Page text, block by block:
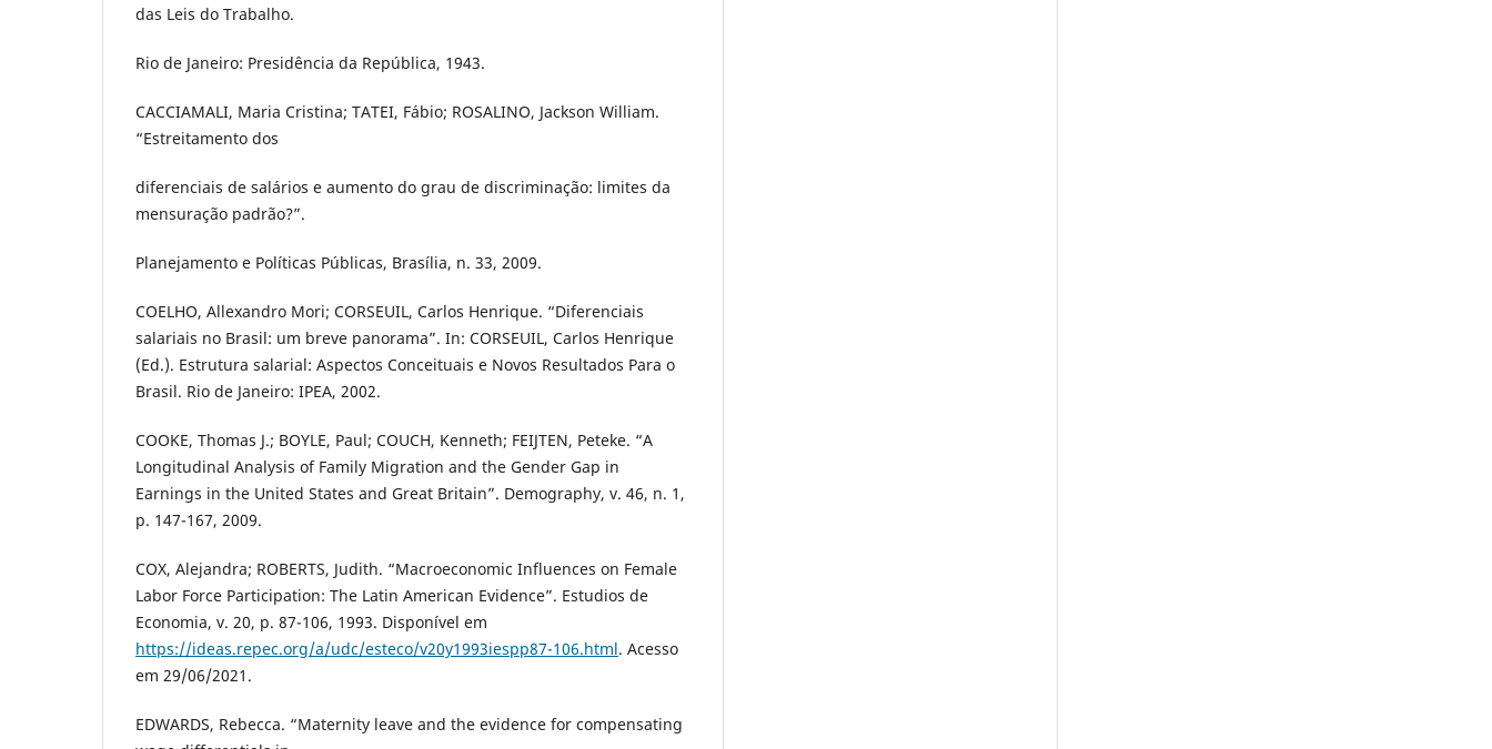
das Leis do Trabalho.
Rio de Janeiro: Presidência da República, 1943.
CACCIAMALI, Maria Cristina; TATEI, Fábio; ROSALINO, Jackson William.
“Estreitamento dos
diferenciais de salários e aumento do grau de discriminação: limites da
mensuração padrão?”.
Planejamento e Políticas Públicas, Brasília, n. 33, 2009.
COELHO, Allexandro Mori; CORSEUIL, Carlos Henrique. “Diferenciais
salariais no Brasil: um breve panorama”. In: CORSEUIL, Carlos Henrique
(Ed.). Estrutura salarial: Aspectos Conceituais e Novos Resultados Para o
Brasil. Rio de Janeiro: IPEA, 2002.
COOKE, Thomas J.; BOYLE, Paul; COUCH, Kenneth; FEIJTEN, Peteke. “A
Longitudinal Analysis of Family Migration and the Gender Gap in
Earnings in the United States and Great Britain”. Demography, v. 46, n. 1,
p. 147-167, 2009.
COX, Alejandra; ROBERTS, Judith. “Macroeconomic Influences on Female
Labor Force Participation: The Latin American Evidence”. Estudios de
Economia, v. 20, p. 87-106, 1993. Disponível em
https://ideas.repec.org/a/udc/esteco/v20y1993iespp87-106.html. Acesso
em 29/06/2021.
EDWARDS, Rebecca. “Maternity leave and the evidence for compensating